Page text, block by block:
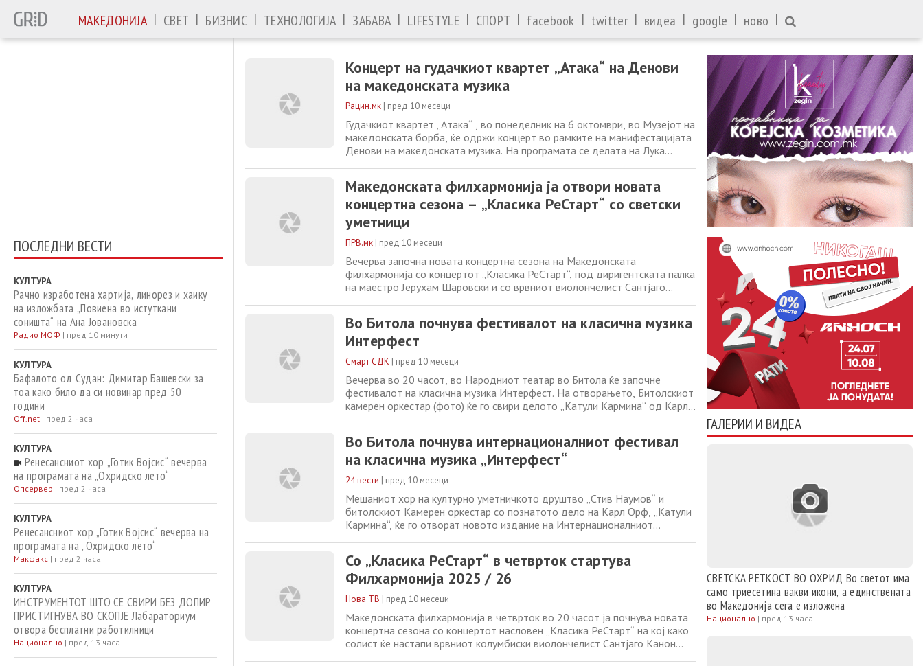
МАКЕДОНИЈА | СВЕТ | БИЗНИС | ТЕХНОЛОГИЈА | ЗАБАВА | LIFESTYLE | СПОРТ | facebook | twitter | видеа | google | ново |
ПОСЛЕДНИ ВЕСТИ
КУЛТУРА
Рачно изработена хартија, линорез и хаику
на изложбата „Повиена во истуткани
соништа“ на Ана Јовановска
Радио МОФ | пред 10 минути
КУЛТУРА
Бафалото од Судан: Димитар Башевски за
тоа како било да си новинар пред 50
години
Off.net | пред 2 часа
КУЛТУРА
Ренесансниот хор „Готик Војсис“ вечерва
на програмата на „Охридско лето“
Опсервер | пред 2 часа
КУЛТУРА
Ренесансниот хор „Готик Војсис“ вечерва на
програмата на „Охридско лето“
Макфакс | пред 2 часа
КУЛТУРА
ИНСТРУМЕНТОТ ШТО СЕ СВИРИ БЕЗ ДОПИР
ПРИСТИГНУВА ВО СКОПЈЕ Лабараториум
отвора бесплатни работилници
Национално | пред 13 часа
Концерт на гудачкиот квартет „Атака“ на Денови
на македонската музика
Рацин.мк | пред 10 месеци
Гудачкиот квартет „Атака“ , во понеделник на 6 октомври, во Музејот на
македонската борба, ќе одржи концерт во рамките на манифестацијата
Денови на македонската музика. На програмата се делата на Лука
ЦИВИЛИЗИРАН ПРИМИТИВИЗАМ за гудачки
Македонската филхармонија ја отвори новата
концертна сезона – „Класика РеСтарт“ со светски
уметници
ПРВ.мк | пред 10 месеци
Вечерва започна новата концертна сезона на Македонската
филхармонија со концертот „Класика РеСтарт“, под диригентската палка
на маестро Јерухам Шаровски и со врвниот виолончелист Сантјаго
светски признати уметници, солисти
Во Битола почнува фестивалот на класична музика
Интерфест
Смарт СДК | пред 10 месеци
Вечерва во 20 часот, во Народниот театар во Битола ќе започне
фестивалот на класична музика Интерфест. На отворањето, Битолскиот
камерен оркестар (фото) ќе го свири делото „Катули Кармина“ од Карл
Трајковска-Димевски и солистите
Во Битола почнува интернационалниот фестивал
на класична музика „Интерфест“
24 вести | пред 10 месеци
Мешаниот хор на културно уметничкото друштво „Стив Наумов“ и
битолскиот Камерен оркестар со познатото дело на Карл Орф, „Катули
Кармина“, ќе го отворат новото издание на Интернационалниот
салата на битолскиот театар „Благој Стефановски“, а заедно со хорот и
оркестарот ќе настапт и солистите
Со „Класика РеСтарт“ в четврток стартува
Филхармонија 2025 / 26
Нова ТВ | пред 10 месеци
Македонската филхармонија в четврток во 20 часот ја почнува новата
концертна сезона со концертот насловен „Класика РеСтарт“ на кој како
солист ќе настапи врвниот колумбиски виолончелист Сантјаго Канон
ГАЛЕРИИ И ВИДЕА
СВЕТСКА РЕТКОСТ ВО ОХРИД Во светот има
само триесетина вакви икони, а единствената
во Македонија сега е изложена
Национално | пред 13 часа